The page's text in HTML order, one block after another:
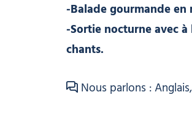
-Balade gourmande en
-Sortie nocturne avec
chants.
Nous parlons :